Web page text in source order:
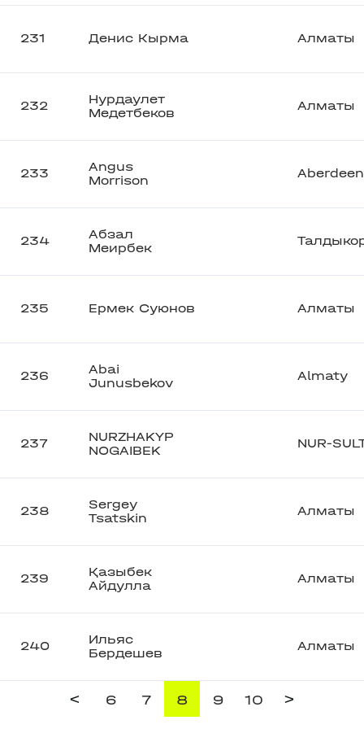
231 Денис Кырма Алматы
232
Нурдаулет
Медетбеков
Алматы
233
Angus
Morrison
Aberdeen
234
Абзал
Меирбек
235 Ермек Суюнов Алматы
236
Abai
Junusbekov
Almaty
237
NURZHAKYP
NOGAIBEK
NUR-
238
Sergey
Tsatskin
Алматы
239
Қазыбек
Айдулла
Алматы
240
Ильяс
Бердешев
Алматы
< 6 7 8 9 10 >